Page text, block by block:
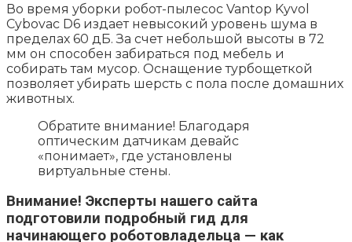
Во время уборки робот-пылесос Vantop Kyvol
Cybovac D6 издает невысокий уровень шума в
пределах 60 дБ. За счет небольшой высоты в 72
мм он способен забираться под мебель и
собирать там мусор. Оснащение турбощеткой
позволяет убирать шерсть с пола после домашних
животных.
Обратите внимание! Благодаря
оптическим датчикам девайс
«понимает», где установлены
виртуальные стены.
Внимание! Эксперты нашего сайта
подготовили подробный гид для
начинающего роботовладельца — как